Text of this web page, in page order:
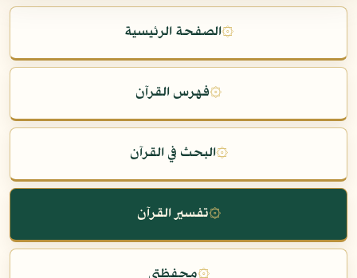
۞الصفحة الرئيسية
۞فهرس القرآن
۞البحث في القرآن
۞تفسير القرآن